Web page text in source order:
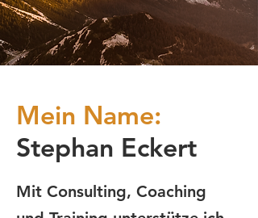
Mein Name:
Stephan Eckert
Mit Consulting, Coaching